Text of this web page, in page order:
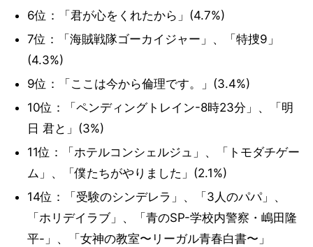
6位：「君が心をくれたから」(4.7%)
7位：「海賊戦隊ゴーカイジャー」、「特捜9」
(4.3%)
9位：「ここは今から倫理です。」(3.4%)
10位：「ペンディングトレイン-8時23分」、「明
日 君と」(3%)
11位：「ホテルコンシェルジュ」、「トモダチゲー
ム」、「僕たちがやりました」(2.1%)
14位：「受験のシンデレラ」、「3人のパパ」、
「ホリデイラブ」、「青のSP-学校内警察・嶋田隆
平-」、「女神の教室〜リーガル青春白書〜」